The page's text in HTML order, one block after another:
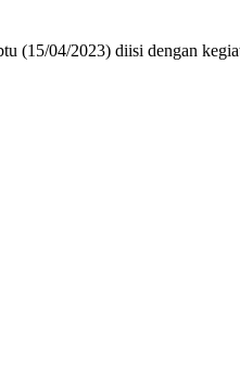
04/2023) diisi dengan